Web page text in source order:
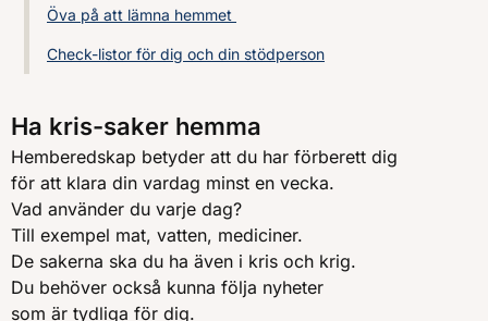
Öva på att lämna hemmet
Check-listor för dig och din stödperson
Ha kris-saker hemma
Hemberedskap betyder att du har förberett dig
för att klara din vardag minst en vecka.
Vad använder du varje dag?
Till exempel mat, vatten, mediciner.
De sakerna ska du ha även i kris och krig.
Du behöver också kunna följa nyheter
som är tydliga för dig.